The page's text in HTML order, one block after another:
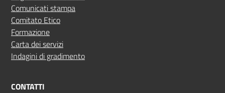
Comunicati stampa
Comitato Etico
Formazione
Carta dei servizi
Indagini di gradimento
CONTATTI